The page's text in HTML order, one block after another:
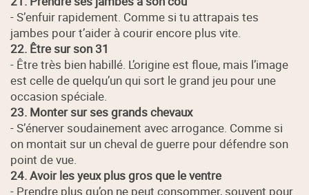
- S’enfuir rapidement. Comme si tu attrapais tes
jambes pour t’aider à courir encore plus vite.
22. Être sur son 31
- Être très bien habillé. L’origine est floue, mais l’image
est celle de quelqu’un qui sort le grand jeu pour une
occasion spéciale.
23. Monter sur ses grands chevaux
- S’énerver soudainement avec arrogance. Comme si
on montait sur un cheval de guerre pour défendre son
point de vue.
24. Avoir les yeux plus gros que le ventre
- Prendre plus qu’on ne peut consommer, souvent pour